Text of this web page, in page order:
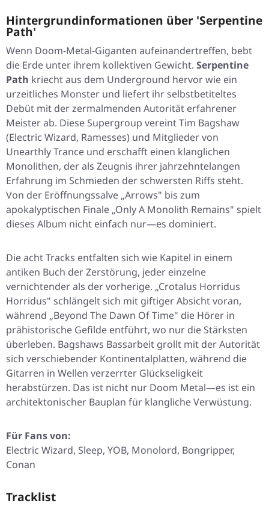
Hintergrundinformationen über 'Serpentine
Path'
Wenn Doom-Metal-Giganten aufeinandertreffen, bebt
die Erde unter ihrem kollektiven Gewicht. Serpentine
Path kriecht aus dem Underground hervor wie ein
urzeitliches Monster und liefert ihr selbstbetiteltes
Debüt mit der zermalmenden Autorität erfahrener
Meister ab. Diese Supergroup vereint Tim Bagshaw
(Electric Wizard, Ramesses) und Mitglieder von
Unearthly Trance und erschafft einen klanglichen
Monolithen, der als Zeugnis ihrer jahrzehntelangen
Erfahrung im Schmieden der schwersten Riffs steht.
Von der Eröffnungssalve „Arrows" bis zum
apokalyptischen Finale „Only A Monolith Remains" spielt
dieses Album nicht einfach nur—es dominiert.
Die acht Tracks entfalten sich wie Kapitel in einem
antiken Buch der Zerstörung, jeder einzelne
vernichtender als der vorherige. „Crotalus Horridus
Horridus" schlängelt sich mit giftiger Absicht voran,
während „Beyond The Dawn Of Time" die Hörer in
prähistorische Gefilde entführt, wo nur die Stärksten
überleben. Bagshaws Bassarbeit grollt mit der Autorität
sich verschiebender Kontinentalplatten, während die
Gitarren in Wellen verzerrter Glückseligkeit
herabstürzen. Das ist nicht nur Doom Metal—es ist ein
architektonischer Bauplan für klangliche Verwüstung.
Für Fans von:
Electric Wizard, Sleep, YOB, Monolord, Bongripper,
Conan
Tracklist